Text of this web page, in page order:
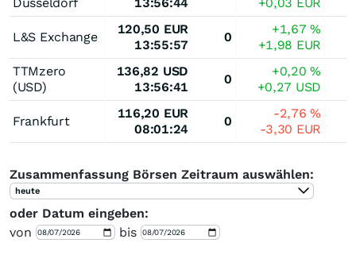
L&S Exchange
120,50 EUR
13:55:57
0
+1,67%
+1,98 EUR
TTMzero
(USD)
136,82 USD
13:56:41
0
+0,20%
+0,27 USD
Frankfurt
116,20 EUR
08:01:24
0
-2,76%
-3,30 EUR
Zusammenfassung Börsen Zeitraum auswählen:
heute
oder Datum eingeben:
von
bis